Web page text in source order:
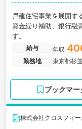
戸建住宅事業を展開す
資金繰り補助、銀行融
す。
給与 年収
勤務地
東京都杉
ブックマー
株式会社クロスフィー